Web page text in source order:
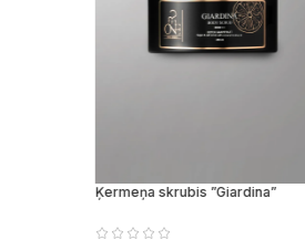
Ķermeņa skrubis ”Giardina”